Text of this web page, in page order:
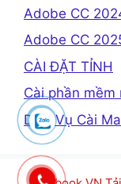
Adobe CC
Adobe CC
CÀI ĐẶT TỈNH
Cài phần mềm
Dịch Vụ Cài